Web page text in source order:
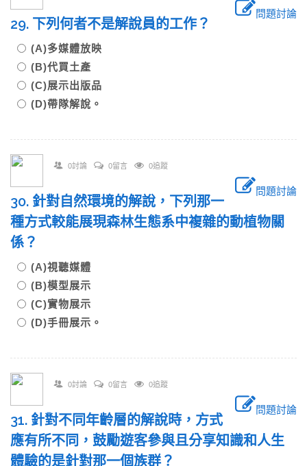
問題討論
29. 下列何者不是解說員的工作？
(A)多媒體放映
(B)代買土產
(C)展示出版品
(D)帶隊解說。
0討論 0留言 0追蹤
問題討論
30. 針對自然環境的解說，下列那一
種方式較能展現森林生態系中複雜的動植物關
係？
(A)視聽媒體
(B)模型展示
(C)實物展示
(D)手冊展示。
0討論 0留言 0追蹤
問題討論
31. 針對不同年齡層的解說時，方式
應有所不同，鼓勵遊客參與且分享知識和人生
體驗的是針對那一個族群？